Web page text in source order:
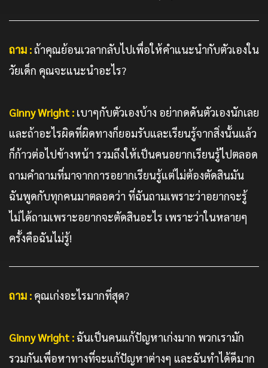
ถาม :ถ้าคุณย้อนเวลากลับไปเพื่อให้คำแนะนำกับตัวเองใน
วัยเด็ก คุณจะแนะนำอะไร?
Ginny Wright : เบาๆกับตัวเองบ้าง อย่ากดดันตัวเองนักเลย
และถ้าอะไรผิดที่ผิดทางก็ยอมรับและเรียนรู้จากสิ่งนั้นแล้ว
ก็ก้าวต่อไปข้างหน้า รวมถึงให้เป็นคนอยากเรียนรู้ไปตลอด
ถามคำถามที่มาจากการอยากเรียนรู้แต่ไม่ต้องตัดสินมัน
ฉันพูดกับทุกคนมาตลอดว่า ที่ฉันถามเพราะว่าอยากจะรู้
ไม่ได้ถามเพราะอยากจะตัดสินอะไร เพราะว่าในหลายๆ
ครั้งคือฉันไม่รู้!
ถาม : คุณเก่งอะไรมากที่สุด?
Ginny Wright : ฉันเป็นคนแก้ปัญหาเก่งมาก พวกเรามัก
รวมกันเพื่อหาทางที่จะแก้ปัญหาต่างๆ และฉันทำได้ดีมาก